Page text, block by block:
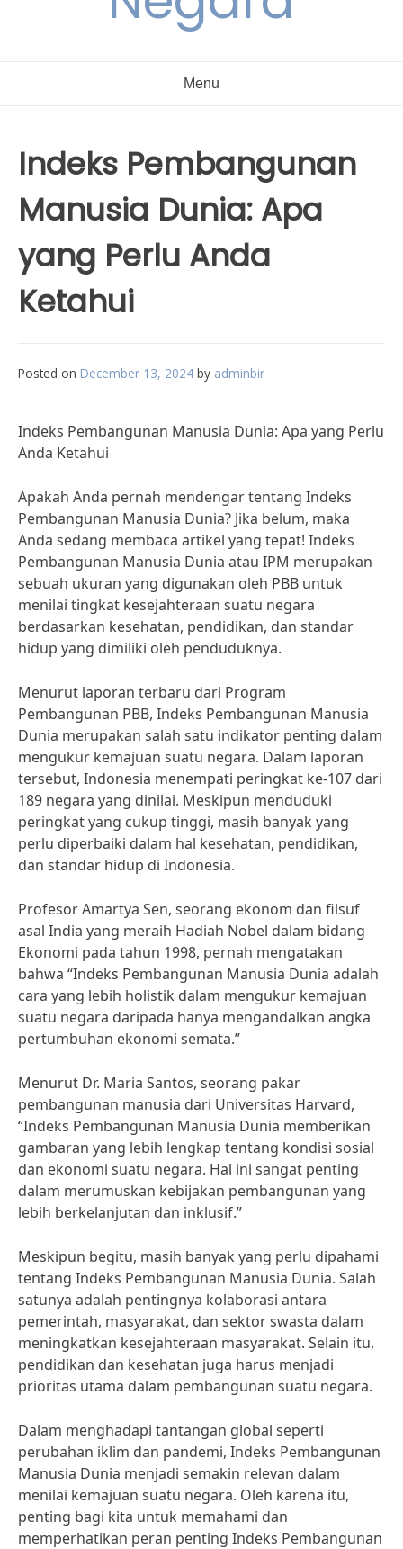
Menu
Indeks Pembangunan
Manusia Dunia: Apa
yang Perlu Anda
Ketahui
Posted on December 13, 2024 by adminbir
Indeks Pembangunan Manusia Dunia: Apa yang Perlu
Anda Ketahui
Apakah Anda pernah mendengar tentang Indeks
Pembangunan Manusia Dunia? Jika belum, maka
Anda sedang membaca artikel yang tepat! Indeks
Pembangunan Manusia Dunia atau IPM merupakan
sebuah ukuran yang digunakan oleh PBB untuk
menilai tingkat kesejahteraan suatu negara
berdasarkan kesehatan, pendidikan, dan standar
hidup yang dimiliki oleh penduduknya.
Menurut laporan terbaru dari Program
Pembangunan PBB, Indeks Pembangunan Manusia
Dunia merupakan salah satu indikator penting dalam
mengukur kemajuan suatu negara. Dalam laporan
tersebut, Indonesia menempati peringkat ke-107 dari
189 negara yang dinilai. Meskipun menduduki
peringkat yang cukup tinggi, masih banyak yang
perlu diperbaiki dalam hal kesehatan, pendidikan,
dan standar hidup di Indonesia.
Profesor Amartya Sen, seorang ekonom dan filsuf
asal India yang meraih Hadiah Nobel dalam bidang
Ekonomi pada tahun 1998, pernah mengatakan
bahwa “Indeks Pembangunan Manusia Dunia adalah
cara yang lebih holistik dalam mengukur kemajuan
suatu negara daripada hanya mengandalkan angka
pertumbuhan ekonomi semata.”
Menurut Dr. Maria Santos, seorang pakar
pembangunan manusia dari Universitas Harvard,
“Indeks Pembangunan Manusia Dunia memberikan
gambaran yang lebih lengkap tentang kondisi sosial
dan ekonomi suatu negara. Hal ini sangat penting
dalam merumuskan kebijakan pembangunan yang
lebih berkelanjutan dan inklusif.”
Meskipun begitu, masih banyak yang perlu dipahami
tentang Indeks Pembangunan Manusia Dunia. Salah
satunya adalah pentingnya kolaborasi antara
pemerintah, masyarakat, dan sektor swasta dalam
meningkatkan kesejahteraan masyarakat. Selain itu,
pendidikan dan kesehatan juga harus menjadi
prioritas utama dalam pembangunan suatu negara.
Dalam menghadapi tantangan global seperti
perubahan iklim dan pandemi, Indeks Pembangunan
Manusia Dunia menjadi semakin relevan dalam
menilai kemajuan suatu negara. Oleh karena itu,
penting bagi kita untuk memahami dan
memperhatikan peran penting Indeks Pembangunan